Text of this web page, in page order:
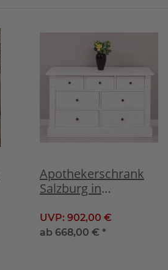
Apothekerschrank
Salzburg in
UVP: 902,00 €
ab 668,00 € *